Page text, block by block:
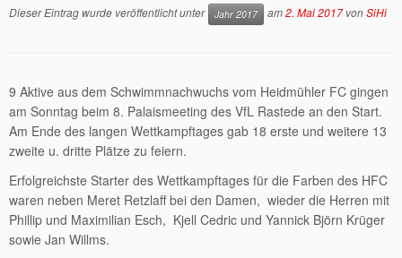
Dieser Eintrag wurde veröffentlicht unter Jahr 2017 am2. Mai 2017 vonSiHi
9 Aktive aus dem Schwimmnachwuchs vom Heidmühler FC gingen
am Sonntag beim 8. Palaismeeting des VfL Rastede an den Start.
Am Ende des langen Wettkampftages gab 18 erste und weitere 13
zweite u. dritte Plätze zu feiern.
Erfolgreichste Starter des Wettkampftages für die Farben des HFC
waren neben Meret Retzlaff bei den Damen, wieder die Herren mit
Phillip und Maximilian Esch, Kjell Cedric und Yannick Björn Krüger
sowie Jan Willms.